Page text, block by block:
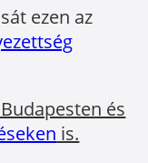
ezen az
Budapesten és
is.